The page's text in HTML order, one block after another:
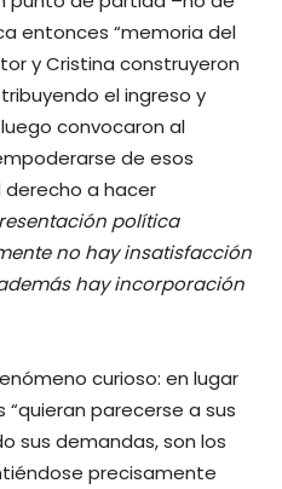
entonces “memoria del
y Cristina construyeron
el ingreso y
convocaron al
de esos
derecho a hacer
política
no hay insatisfacción
hay incorporación
curioso: en lugar
parecerse a sus
sus demandas, son los
precisamente